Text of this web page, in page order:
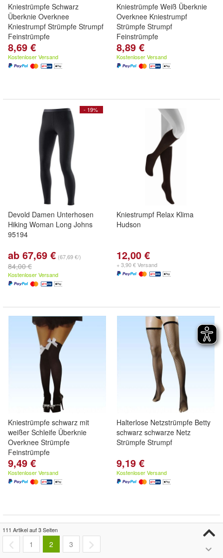
Kniestrümpfe Schwarz
Überknie Overknee
Kniestrumpf Strümpfe Strumpf
Feinstrümpfe
8,69 €
Kostenloser Versand
Kniestrümpfe Weiß Überknie
Overknee Kniestrumpf
Strümpfe Strumpf
Feinstrümpfe
8,89 €
Kostenloser Versand
- 19%
Devold Damen Unterhosen
Hiking Woman Long Johns
95194
ab 67,69 € (67,69 €/)
84,00 €
Kostenloser Versand
Kniestrumpf Relax Klima
Hudson
12,00 €
+ 3,90 € Versand
Kniestrümpfe schwarz mit
weißer Schleife Überknie
Overknee Strümpfe
Feinstrümpfe
9,49 €
Kostenloser Versand
Halterlose Netzstrümpfe Betty
schwarz schwarze Netz
Strümpfe Strumpf
9,19 €
Kostenloser Versand
111 Artikel auf 3 Seiten
1 2 3